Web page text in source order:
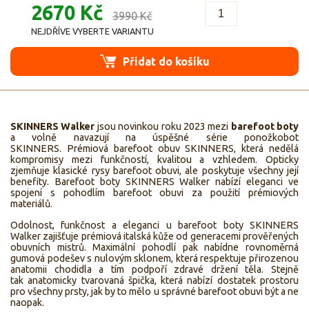
2670 Kč 3990 Kč
NEJDŘÍVE VYBERTE VARIANTU
Přidat do košíku
SKINNERS Walker jsou novinkou roku 2023 mezi barefoot boty
a volně navazují na úspěšné série ponožkobot
SKINNERS. Prémiová barefoot obuv SKINNERS, která nedělá
kompromisy mezi funkčností, kvalitou a vzhledem. Opticky
zjemňuje klasické rysy barefoot obuvi, ale poskytuje všechny její
benefity. Barefoot boty SKINNERS Walker nabízí eleganci ve
spojení s pohodlím barefoot obuvi za použití prémiových
materiálů.
Odolnost, funkčnost a eleganci u barefoot boty SKINNERS
Walker zajišťuje prémiová italská kůže od generacemi prověřených
obuvních mistrů. Maximální pohodlí pak nabídne rovnoměrná
gumová podešev s nulovým sklonem, která respektuje přirozenou
anatomii chodidla a tím podpoří zdravé držení těla. Stejně
tak anatomicky tvarovaná špička, která nabízí dostatek prostoru
pro všechny prsty, jak by to mělo u správné barefoot obuvi být a ne
naopak.